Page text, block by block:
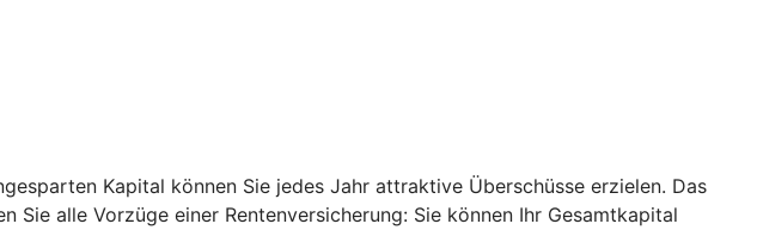
Kapital können Sie jedes Jahr attraktive Überschüsse erzielen. Das
alle Vorzüge einer Rentenversicherung: Sie können Ihr Gesamtkapital